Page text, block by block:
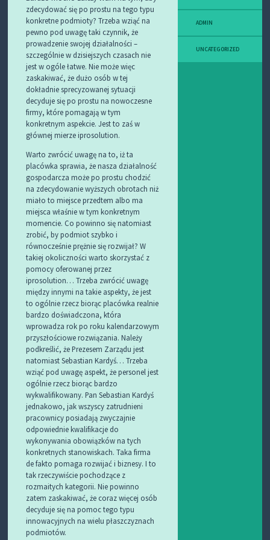
zdecydować się po prostu na tego typu
konkretne podmioty? Trzeba wziąć na
pewno pod uwagę taki czynnik, że
prowadzenie swojej działalności –
szczególnie w dzisiejszych czasach nie
jest w ogóle łatwe. Nie może więc
zaskakiwać, że dużo osób w tej
dokładnie sprecyzowanej sytuacji
decyduje się po prostu na nowoczesne
firmy, które pomagają w tym
konkretnym aspekcie. Jest to zaś w
głównej mierze iprosolution.
Warto zwrócić uwagę na to, iż ta
placówka sprawia, że nasza działalność
gospodarcza może po prostu chodzić
na zdecydowanie wyższych obrotach niż
miało to miejsce przedtem albo ma
miejsca właśnie w tym konkretnym
momencie. Co powinno się natomiast
zrobić, by podmiot szybko i
równocześnie prężnie się rozwijał? W
takiej okoliczności warto skorzystać z
pomocy oferowanej przez
iprosolution… Trzeba zwrócić uwagę
między innymi na takie aspekty, że jest
to ogólnie rzecz biorąc placówka realnie
bardzo doświadczona, która
wprowadza rok po roku kalendarzowym
przyszłościowe rozwiązania. Należy
podkreślić, że Prezesem Zarządu jest
natomiast Sebastian Kardyś… Trzeba
wziąć pod uwagę aspekt, że personel jest
ogólnie rzecz biorąc bardzo
wykwalifikowany. Pan Sebastian Kardyś
jednakowo, jak wszyscy zatrudnieni
pracownicy posiadają zwyczajnie
odpowiednie kwalifikacje do
wykonywania obowiązków na tych
konkretnych stanowiskach. Taka firma
de fakto pomaga rozwijać i biznesy. I to
tak rzeczywiście pochodzące z
rozmaitych kategorii. Nie powinno
zatem zaskakiwać, że coraz więcej osób
decyduje się na pomoc tego typu
innowacyjnych na wielu płaszczyznach
podmiotów.
ADMIN
UNCATEGORIZED